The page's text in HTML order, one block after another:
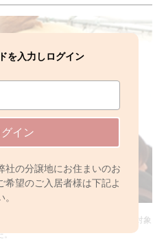
を入力しログイン
グイン
社の分譲地にお住まいのお
希望のご入居者様は下記よ
宮（全44邸）にて、ご入居者様を対象
。